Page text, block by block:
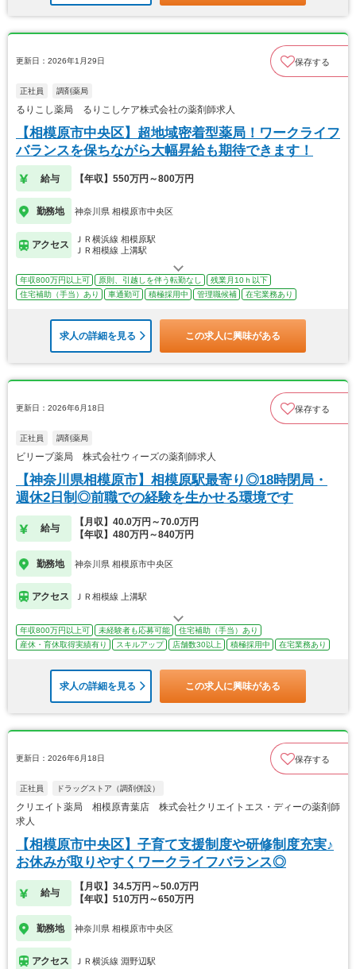
更新日：2026年1月29日 保存する
正社員 調剤薬局
るりこし薬局 るりこしケア株式会社の薬剤師求人
【相模原市中央区】超地域密着型薬局！ワークライフ
バランスを保ちながら大幅昇給も期待できます！
給与 【年収】550万円～800万円
勤務地 神奈川県 相模原市中央区
アクセス
ＪＲ横浜線 相模原駅
ＪＲ相模線 上溝駅
年収800万円以上可 原則、引越しを伴う転勤なし
残業月10ｈ以下
住宅補助（手当）あり
車通勤可 積極採用中 管理職候補 在宅業務あり
求人の詳細を見る この求人に興味がある
更新日：2026年6月18日 保存する
正社員 調剤薬局
ビリーブ薬局 株式会社ウィーズの薬剤師求人
【神奈川県相模原市】相模原駅最寄り◎18時閉局・
週休2日制◎前職での経験を生かせる環境です
給与
【月収】40.0万円～70.0万円
【年収】480万円～840万円
勤務地 神奈川県 相模原市中央区
アクセス ＪＲ相模線 上溝駅
年収800万円以上可 未経験者も応募可能
住宅補助（手当）あり
産休・育休取得実績有り
スキルアップ 店舗数30以上 積極採用中 在宅業務あり
求人の詳細を見る この求人に興味がある
更新日：2026年6月18日 保存する
正社員 ドラッグストア（調剤併設）
クリエイト薬局 相模原青葉店 株式会社クリエイトエス・ディーの薬剤師
求人
【相模原市中央区】子育て支援制度や研修制度充実♪
お休みが取りやすくワークライフバランス◎
給与
【月収】34.5万円～50.0万円
【年収】510万円～650万円
勤務地 神奈川県 相模原市中央区
アクセス ＪＲ横浜線 淵野辺駅